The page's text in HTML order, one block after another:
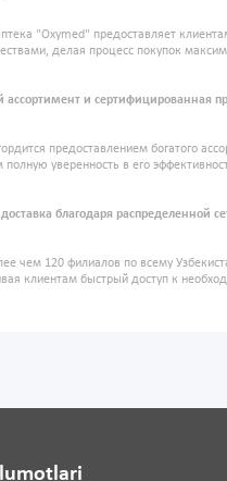
"Oxymed" предоставляет
делая процесс покупок
ассортимент и сертифицированная
предоставлением богатого
полную уверенность в его
благодаря распределенной
чем 120 филиалов по всему
клиентам быстрый доступ к